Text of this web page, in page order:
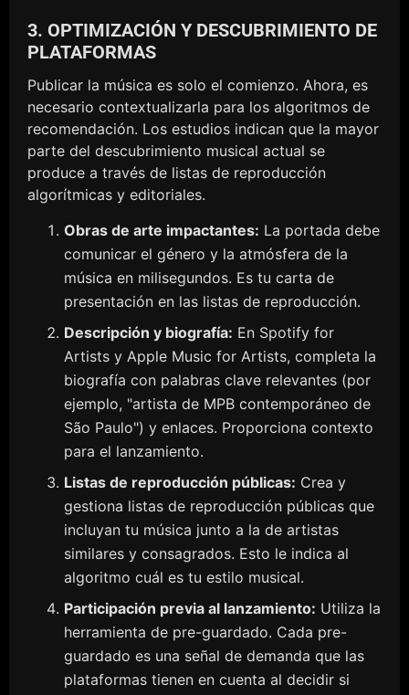
3. OPTIMIZACIÓN Y DESCUBRIMIENTO DE
PLATAFORMAS
Publicar la música es solo el comienzo. Ahora, es
necesario contextualizarla para los algoritmos de
recomendación. Los estudios indican que la mayor
parte del descubrimiento musical actual se
produce a través de listas de reproducción
algorítmicas y editoriales.
Obras de arte impactantes: La portada debe
comunicar el género y la atmósfera de la
música en milisegundos. Es tu carta de
presentación en las listas de reproducción.
Descripción y biografía: En Spotify for
Artists y Apple Music for Artists, completa la
biografía con palabras clave relevantes (por
ejemplo, "artista de MPB contemporáneo de
São Paulo") y enlaces. Proporciona contexto
para el lanzamiento.
Listas de reproducción públicas: Crea y
gestiona listas de reproducción públicas que
incluyan tu música junto a la de artistas
similares y consagrados. Esto le indica al
algoritmo cuál es tu estilo musical.
Participación previa al lanzamiento: Utiliza la
herramienta de pre-guardado. Cada pre-
guardado es una señal de demanda que las
plataformas tienen en cuenta al decidir si